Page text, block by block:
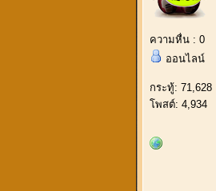
ความหื่น : 0
ออนไลน์
กระทู้: 71,628
โพสต์: 4,934